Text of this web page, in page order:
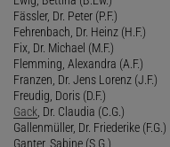
Fässler, Dr. Peter (P.F.)
Fehrenbach, Dr. Heinz (H.F.)
Fix, Dr. Michael (M.F.)
Flemming, Alexandra (A.F.)
Franzen, Dr. Jens Lorenz (J.F.)
Freudig, Doris (D.F.)
Gack , Dr. Claudia (C.G.)
Gallenmüller, Dr. Friederike (F.G.)
Ganter, Sabine (S.G.)